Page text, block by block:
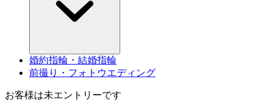
婚約指輪・結婚指輪
前撮り・フォトウエディング
お客様は未エントリーです